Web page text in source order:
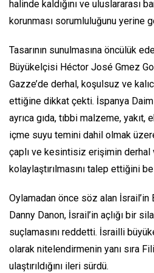
halinde kaldığını ve uluslararası
korunması sorumluluğunu yerine
Tasarının sunulmasına öncülük
Büyükelçisi Héctor José Gmez
Gazze’de derhal, koşulsuz ve
ettiğine dikkat çekti. İspanya
ayrıca gıda, tıbbi malzeme, yakıt,
içme suyu temini dahil olmak
çaplı ve kesintisiz erişimin derhal
kolaylaştırılmasını talep ettiğini
Oylamadan önce söz alan
Danny Danon, İsrail’in açlığı bir
suçlamasını reddetti. İsrailli
olarak nitelendirmenin yanı sıra
ulaştırıldığını ileri sürdü.